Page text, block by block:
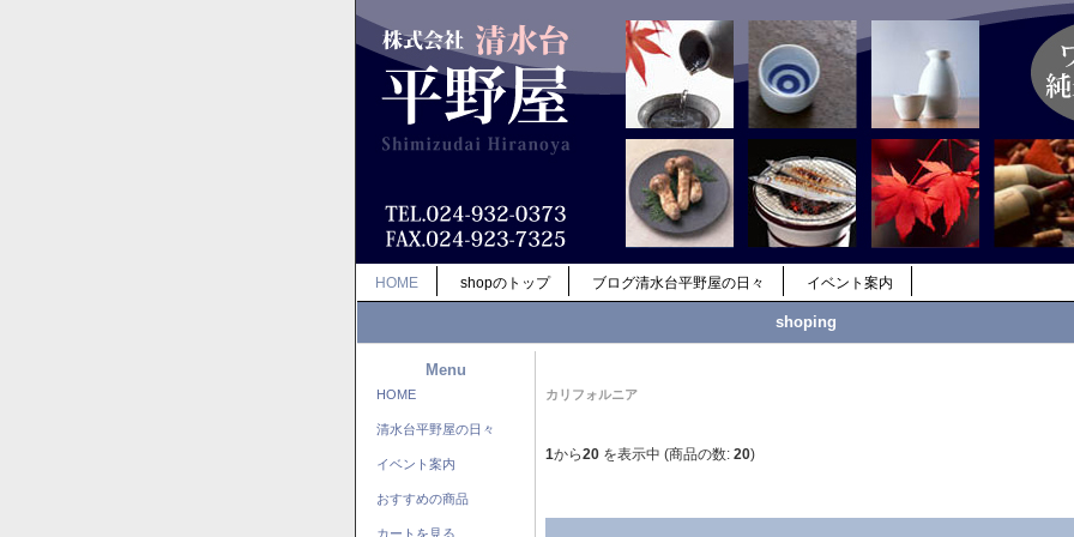
HOME shopのトップ ブログ清水台平野屋の日々 イベント案内
shoping
Menu
HOME
清水台平野屋の日々
イベント案内
おすすめの商品
カートを見る
カリフォルニア
1から20 を表示中 (商品の数: 20)